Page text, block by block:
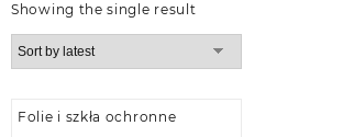
Showing the single result
Folie i szkła ochronne